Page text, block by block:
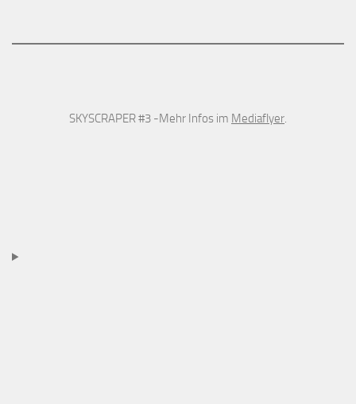
SKYSCRAPER #3 -Mehr Infos im Mediaflyer.